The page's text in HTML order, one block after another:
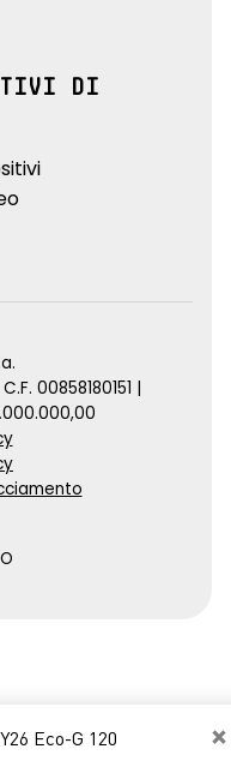
×
Eco-G 120
DI
00858180151 |